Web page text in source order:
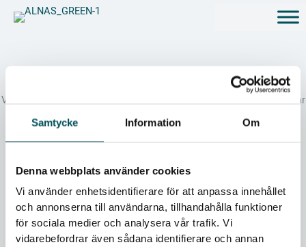
Samtycke Information Om
Denna webbplats använder cookies
Vi använder enhetsidentifierare för att anpassa innehållet
och annonserna till användarna, tillhandahålla funktioner
för sociala medier och analysera vår trafik. Vi
vidarebefordrar även sådana identifierare och annan
Hoppa
Vårt team finns här för att hjälpa dig med dina projekt, förfrågningar
eller andra funderingar.
Thomas Rundström
VD/Sälj
Tel:+46 141 23 40 50